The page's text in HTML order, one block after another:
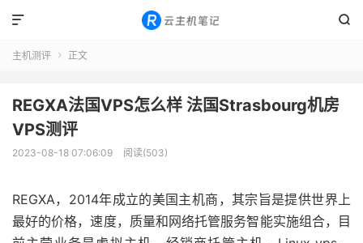


主机测评  正文
REGXA法国VPS怎么样 法国Strasbourg机房
VPS测评
2023-08-18 07:06:09 阅读(503)
REGXA，2014年成立的美国主机商，其宗旨是提供世界上
最好的价格，速度，质量和网络托管服务智能实施组合，目